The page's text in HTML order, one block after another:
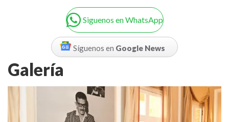
Siguenos en WhatsApp
Síguenos en Google News
Galería